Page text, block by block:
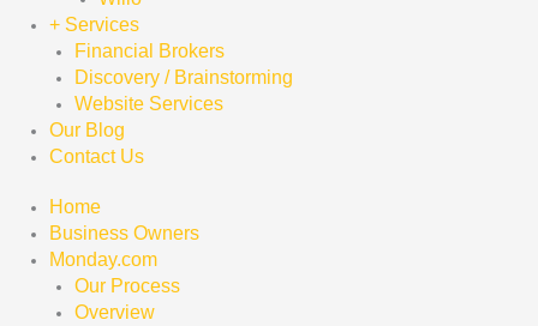
+ Services
Financial Brokers
Discovery / Brainstorming
Website Services
Our Blog
Contact Us
Home
Business Owners
Monday.com
Our Process
Overview